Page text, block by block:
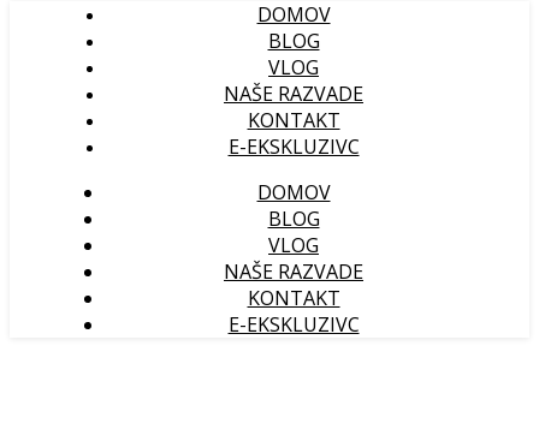
DOMOV
BLOG
VLOG
NAŠE RAZVADE
KONTAKT
E-EKSKLUZIVC
DOMOV
BLOG
VLOG
NAŠE RAZVADE
KONTAKT
E-EKSKLUZIVC